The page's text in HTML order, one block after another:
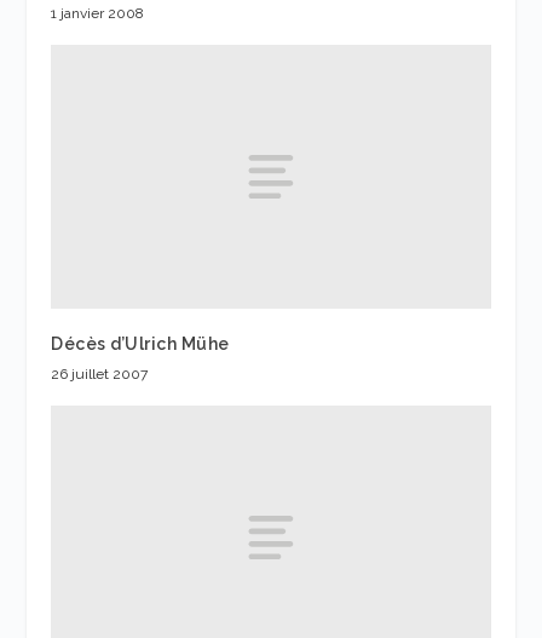
1 janvier 2008
Décès d’Ulrich Mühe
26 juillet 2007